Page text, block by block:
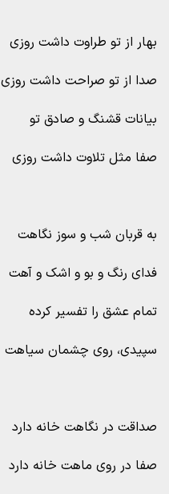
بهار از تو طراوت داشت روزی
صدا از تو صراحت داشت روزی
بیانات قشنگ و صادق تو
صفا مثل تلاوت داشت روزی
به قربان شب و سوز نگاهت
فدای رنگ و بو و اشک و آهت
تمام عشق را تفسیر کرده
سپیدی، روی چشمان سیاهت
صداقت در نگاهت خانه دارد
صفا در روی ماهت خانه دارد